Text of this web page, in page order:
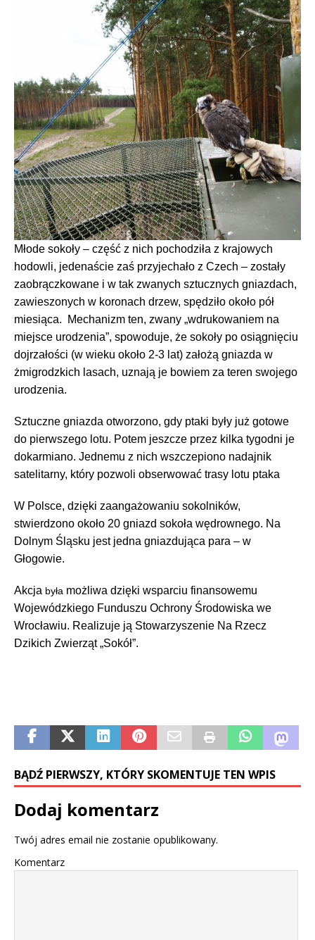
Młode sokoły – część z nich pochodziła z krajowych
hodowli, jedenaście zaś przyjechało z Czech – zostały
zaobrączkowane i w tak zwanych sztucznych gniazdach,
zawieszonych w koronach drzew, spędziło około pół
miesiąca.
Mechanizm ten, zwany „wdrukowaniem na
miejsce urodzenia”, spowoduje, że sokoły po osiągnięciu
dojrzałości (w wieku około 2-3 lat) założą gniazda w
żmigrodzkich lasach, uznają je bowiem za teren swojego
urodzenia.
Sztuczne gniazda otworzono, gdy ptaki były już gotowe
do pierwszego lotu. Potem jeszcze przez kilka tygodni je
dokarmiano. Jednemu z nich wszczepiono nadajnik
satelitarny, który pozwoli obserwować trasy lotu ptaka
W Polsce, dzięki zaangażowaniu sokolników,
stwierdzono około 20 gniazd sokoła wędrownego. Na
Dolnym Śląsku jest jedna gniazdująca para – w
Głogowie.
Akcja była możliwa dzięki wsparciu finansowemu
Wojewódzkiego Funduszu Ochrony Środowiska we
Wrocławiu. Realizuje ją Stowarzyszenie Na Rzecz
Dzikich Zwierząt „Sokół”.
BĄDŹ PIERWSZY, KTÓRY SKOMENTUJE TEN WPIS
Dodaj komentarz
Twój adres email nie zostanie opublikowany.
Komentarz